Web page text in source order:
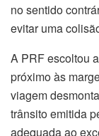
no sentido
evitar uma
A PRF escoltou
próximo às
viagem
trânsito emitida
adequada ao